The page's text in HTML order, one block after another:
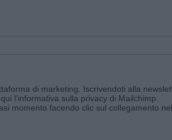
di marketing. Iscrivendoti alla
l'informativa sulla privacy di Mailchimp
momento facendo clic sul collegamento